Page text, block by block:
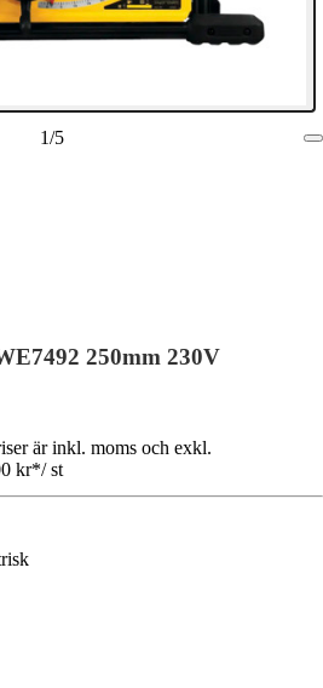
1/5
250mm 230V
är inkl. moms och exkl.
kr*/ st